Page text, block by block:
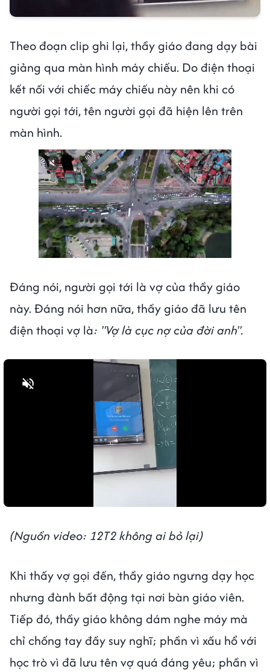
Theo đoạn clip ghi lại, thầy giáo đang dạy bài
giảng qua màn hình máy chiếu. Do điện thoại
kết nối với chiếc máy chiếu này nên khi có
người gọi tới, tên người gọi đã hiện lên trên
màn hình.
Đáng nói, người gọi tới là vợ của thầy giáo
này. Đáng nói hơn nữa, thầy giáo đã lưu tên
điện thoại vợ là: "Vợ là cục nợ của đời anh".
(Nguồn video: 12T2 không ai bỏ lại)
Khi thấy vợ gọi đến, thầy giáo ngưng dạy học
nhưng đành bất động tại nơi bàn giáo viên.
Tiếp đó, thầy giáo không dám nghe máy mà
chỉ chống tay đầy suy nghĩ; phần vì xấu hổ với
học trò vì đã lưu tên vợ quá đáng yêu; phần vì